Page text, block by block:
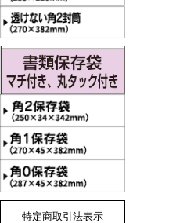
特定商取引法表示